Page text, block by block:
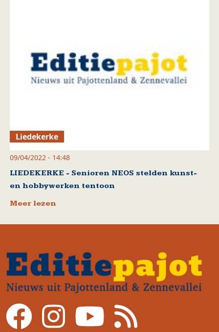
Liedekerke
09/04/2022 - 14:48
LIEDEKERKE - Senioren NEOS stelden kunst-
en hobbywerken tentoon
Meer lezen